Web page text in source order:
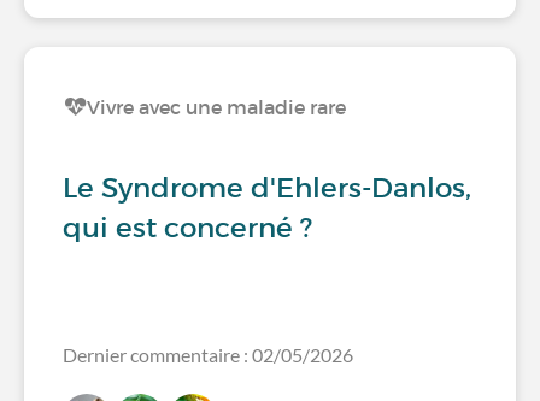
Vivre avec une maladie rare
Le Syndrome d'Ehlers-Danlos,
qui est concerné ?
Dernier commentaire : 02/05/2026